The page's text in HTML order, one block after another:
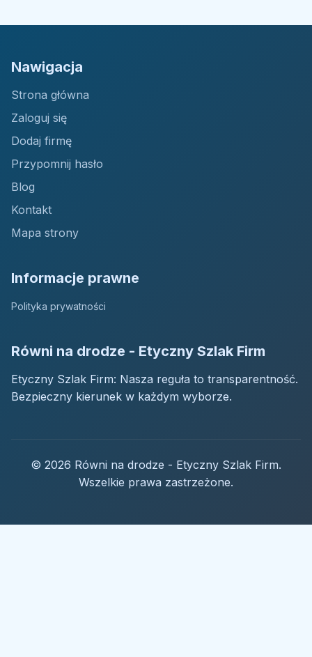
Nawigacja
Strona główna
Zaloguj się
Dodaj firmę
Przypomnij hasło
Blog
Kontakt
Mapa strony
Informacje prawne
Polityka prywatności
Równi na drodze - Etyczny Szlak Firm
Etyczny Szlak Firm: Nasza reguła to transparentność.
Bezpieczny kierunek w każdym wyborze.
© 2026 Równi na drodze - Etyczny Szlak Firm.
Wszelkie prawa zastrzeżone.